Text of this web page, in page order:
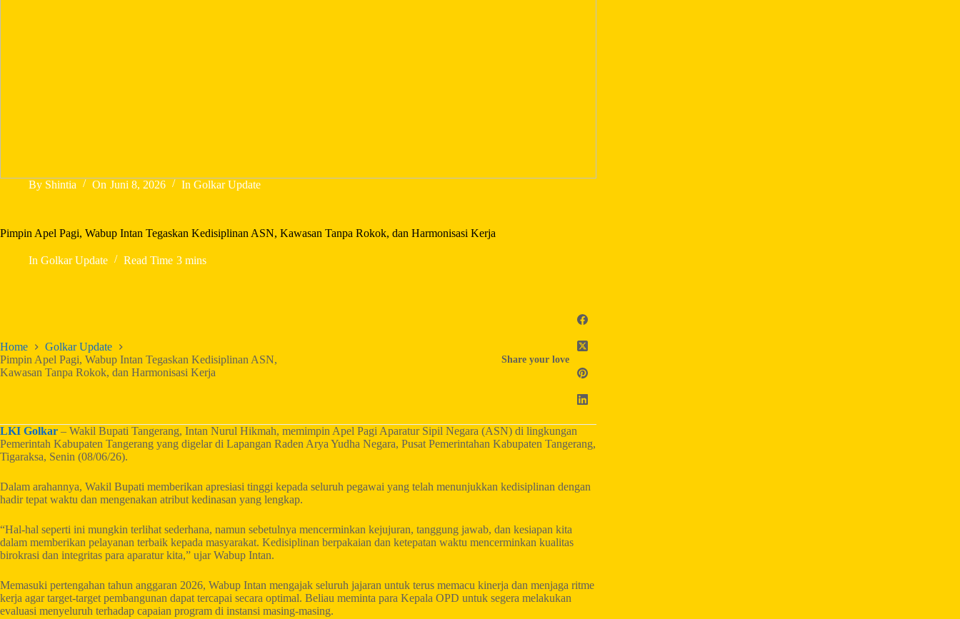
By Shintia On Juni 8, 2026 In Golkar Update
Pimpin Apel Pagi, Wabup Intan Tegaskan Kedisiplinan ASN, Kawasan Tanpa Rokok, dan Harmonisasi Kerja
In Golkar Update Read Time 3 mins
Home
Golkar Update
Pimpin Apel Pagi, Wabup Intan Tegaskan Kedisiplinan ASN,
Kawasan Tanpa Rokok, dan Harmonisasi Kerja
Share your love
LKI Golkar – Wakil Bupati Tangerang, Intan Nurul Hikmah, memimpin Apel Pagi Aparatur Sipil Negara (ASN) di lingkungan
Pemerintah Kabupaten Tangerang yang digelar di Lapangan Raden Arya Yudha Negara, Pusat Pemerintahan Kabupaten Tangerang,
Tigaraksa, Senin (08/06/26).
Dalam arahannya, Wakil Bupati memberikan apresiasi tinggi kepada seluruh pegawai yang telah menunjukkan kedisiplinan dengan
hadir tepat waktu dan mengenakan atribut kedinasan yang lengkap.
“Hal-hal seperti ini mungkin terlihat sederhana, namun sebetulnya mencerminkan kejujuran, tanggung jawab, dan kesiapan kita
dalam memberikan pelayanan terbaik kepada masyarakat. Kedisiplinan berpakaian dan ketepatan waktu mencerminkan kualitas
birokrasi dan integritas para aparatur kita,” ujar Wabup Intan.
Memasuki pertengahan tahun anggaran 2026, Wabup Intan mengajak seluruh jajaran untuk terus memacu kinerja dan menjaga ritme
kerja agar target-target pembangunan dapat tercapai secara optimal. Beliau meminta para Kepala OPD untuk segera melakukan
evaluasi menyeluruh terhadap capaian program di instansi masing-masing.